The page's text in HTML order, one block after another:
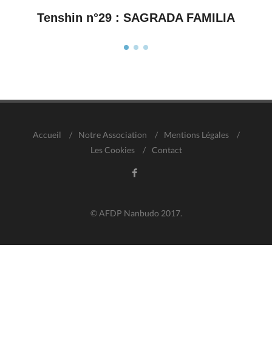
Tenshin n°28 : Résiste
© AFDP Nanbudo 2017.
Accueil / Notre Association / Mentions Légales
/
Les Cookies
/ Contact